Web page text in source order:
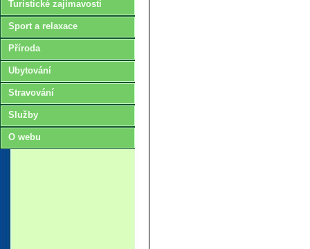
Turistické zajímavosti
Sport a relaxace
Příroda
Ubytování
Stravování
Služby
O webu